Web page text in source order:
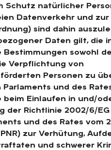
Schutz natürlicher
Datenverkehr und
sind dahin
Daten gilt, die
sowohl
Verpflichtung von
Personen zu
und des
Einlaufen in und/
der Richtlinie 2002/6/
und des Rates vom
zur Verhütung,
und schwerer